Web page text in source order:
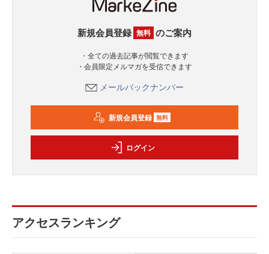
新規会員登録 無料 のご案内
・全ての過去記事が閲覧できます
・会員限定メルマガを受信できます
メールバックナンバー
新規会員登録 無料
ログイン
アクセスランキング